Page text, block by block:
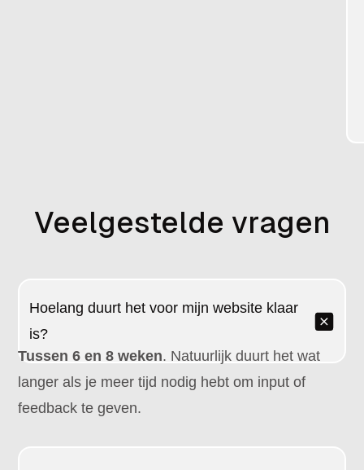
Veelgestelde vragen
Hoelang duurt het voor mijn website klaar
is?
Tussen 6 en 8 weken. Natuurlijk duurt het wat
langer als je meer tijd nodig hebt om input of
feedback te geven.